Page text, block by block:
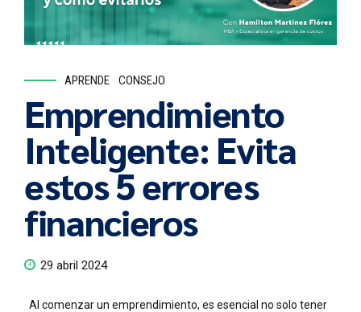
APRENDE CONSEJO
Emprendimiento
Inteligente: Evita
estos 5 errores
financieros
29 abril 2024
Al comenzar un emprendimiento, es esencial no solo tener